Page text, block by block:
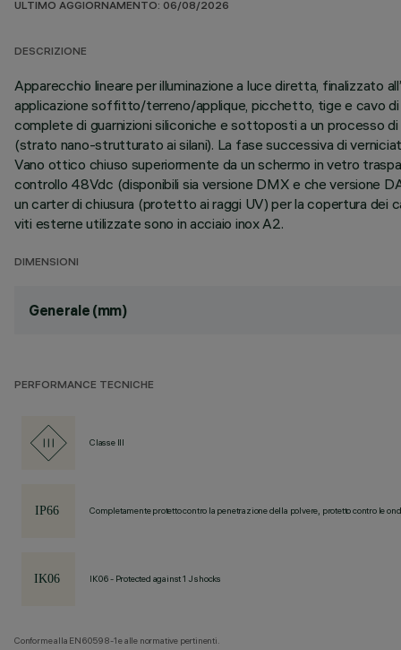
ULTIMO AGGIORNAMENTO: 06/08/2026
DESCRIZIONE
Apparecchio lineare per illuminazione a luce diretta, finalizzato
applicazione soffitto/terreno/applique, picchetto, tige e cavo di
complete di guarnizioni siliconiche e sottoposti a un processo
(strato nano-strutturato ai silani). La fase successiva di
Vano ottico chiuso superiormente da un schermo in vetro
controllo 48Vdc (disponibili sia versione DMX e che versione
un carter di chiusura (protetto ai raggi UV) per la copertura
viti esterne utilizzate sono in acciaio inox A2.
DIMENSIONI
Generale (mm)
PERFORMANCE TECNICHE
Classe III
Completamente protetto contro la penetrazione della polvere, protetto contro le
IK06 - Protected against 1 J shocks
Conforme alla EN60598-1 e alle normative pertinenti.